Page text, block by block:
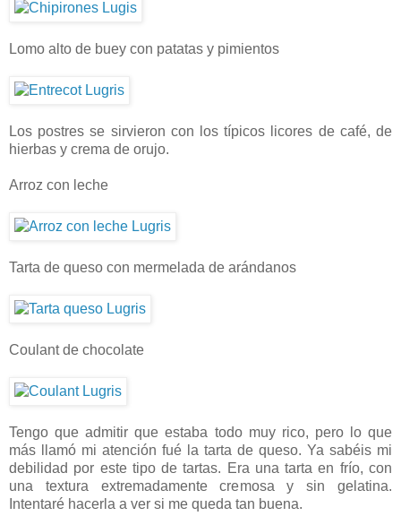
Lomo alto de buey con patatas y pimientos
Los postres se sirvieron con los típicos licores de café, de
hierbas y crema de orujo.
Arroz con leche
Tarta de queso con mermelada de arándanos
Coulant de chocolate
Tengo que admitir que estaba todo muy rico, pero lo que
más llamó mi atención fué la tarta de queso. Ya sabéis mi
debilidad por este tipo de tartas. Era una tarta en frío, con
una textura extremadamente cremosa y sin gelatina.
Intentaré hacerla a ver si me queda tan buena.